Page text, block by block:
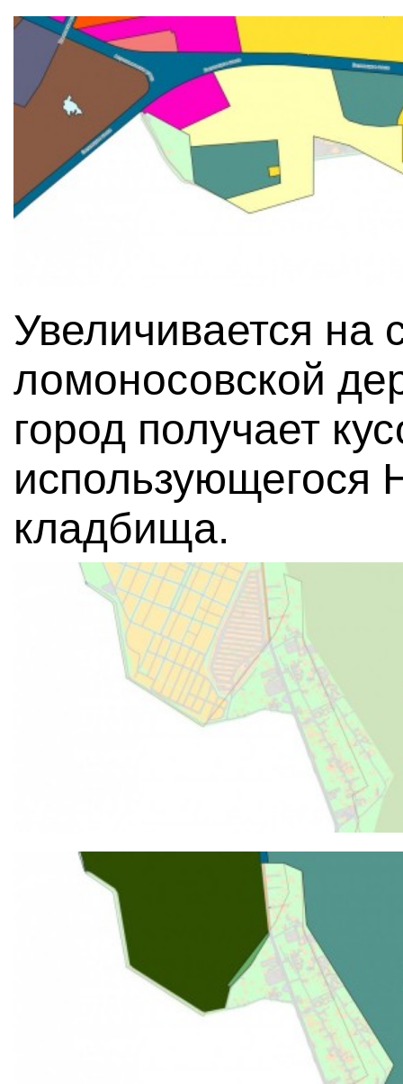
Увеличивается на
ломоносовской
город получает
использующегося
кладбища.